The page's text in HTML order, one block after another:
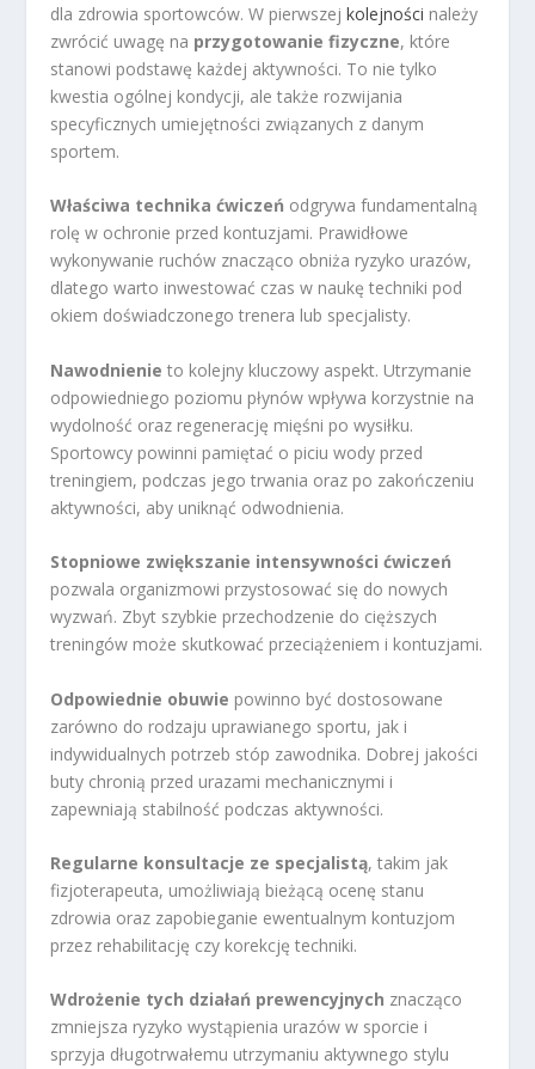
dla zdrowia sportowców. W pierwszejkolejności należy
zwrócić uwagę na przygotowanie fizyczne, które
stanowi podstawę każdej aktywności. To nie tylko
kwestia ogólnej kondycji, ale także rozwijania
specyficznych umiejętności związanych z danym
sportem.
Właściwa technika ćwiczeń odgrywa fundamentalną
rolę w ochronie przed kontuzjami. Prawidłowe
wykonywanie ruchów znacząco obniża ryzyko urazów,
dlatego warto inwestować czas w naukę techniki pod
okiem doświadczonego trenera lub specjalisty.
Nawodnienie to kolejny kluczowy aspekt. Utrzymanie
odpowiedniego poziomu płynów wpływa korzystnie na
wydolność oraz regenerację mięśni po wysiłku.
Sportowcy powinni pamiętać o piciu wody przed
treningiem, podczas jego trwania oraz po zakończeniu
aktywności, aby uniknąć odwodnienia.
Stopniowe zwiększanie intensywności ćwiczeń
pozwala organizmowi przystosować się do nowych
wyzwań. Zbyt szybkie przechodzenie do cięższych
treningów może skutkować przeciążeniem i kontuzjami.
Odpowiednie obuwie powinno być dostosowane
zarówno do rodzaju uprawianego sportu, jak i
indywidualnych potrzeb stóp zawodnika. Dobrej jakości
buty chronią przed urazami mechanicznymi i
zapewniają stabilność podczas aktywności.
Regularne konsultacje ze specjalistą, takim jak
fizjoterapeuta, umożliwiają bieżącą ocenę stanu
zdrowia oraz zapobieganie ewentualnym kontuzjom
przez rehabilitację czy korekcję techniki.
Wdrożenie tych działań prewencyjnych znacząco
zmniejsza ryzyko wystąpienia urazów w sporcie i
sprzyja długotrwałemu utrzymaniu aktywnego stylu